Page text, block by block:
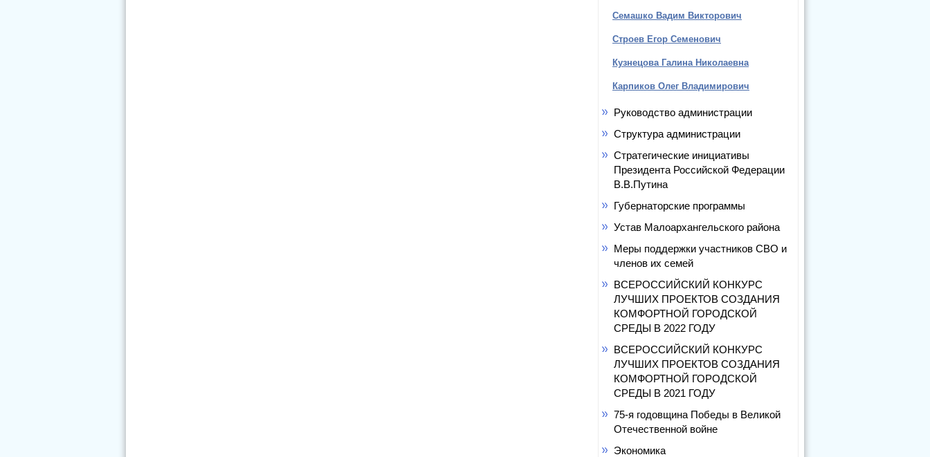
Семашко Вадим Викторович
Строев Егор Семенович
Кузнецова Галина Николаевна
Карпиков Олег Владимирович
Руководство администрации
Структура администрации
Стратегические инициативы
Президента Российской Федерации
В.В.Путина
Губернаторские программы
Устав Малоархангельского района
Меры поддержки участников СВО и
членов их семей
ВСЕРОССИЙСКИЙ КОНКУРС
ЛУЧШИХ ПРОЕКТОВ СОЗДАНИЯ
КОМФОРТНОЙ ГОРОДСКОЙ
СРЕДЫ В 2022 ГОДУ
ВСЕРОССИЙСКИЙ КОНКУРС
ЛУЧШИХ ПРОЕКТОВ СОЗДАНИЯ
КОМФОРТНОЙ ГОРОДСКОЙ
СРЕДЫ В 2021 ГОДУ
75-я годовщина Победы в Великой
Отечественной войне
Экономика